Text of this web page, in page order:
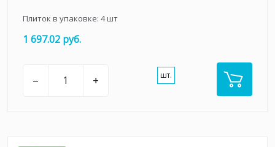
Плиток в упаковке: 4шт
1 697.02 руб.
– + шт.